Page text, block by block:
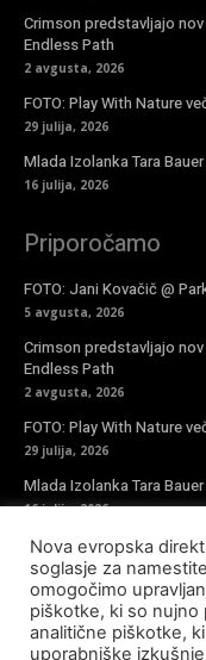
Crimson predstavljajo
Endless Path
2 avgusta, 2026
FOTO: Play With Nature
29 julija, 2026
Mlada Izolanka Tara
16 julija, 2026
Priporočamo
FOTO: Jani Kovačič @
5 avgusta, 2026
Crimson predstavljajo
Endless Path
2 avgusta, 2026
FOTO: Play With Nature
29 julija, 2026
Mlada Izolanka Tara
16 julija, 2026
Vpiši se v
Nova evropska
soglasje za
omogočimo
piškotke, ki so nujno
analitične piškotke,
uporabniške